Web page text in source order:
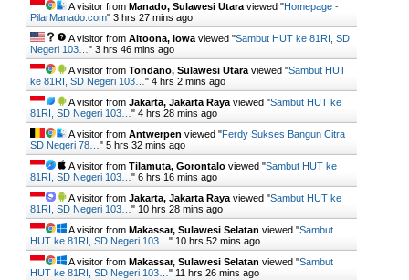
A visitor from Manado, Sulawesi Utara viewed "Homepage -
PilarManado.com" 3 hrs 27 mins ago
A visitor from Altoona, Iowa viewed "Sambut HUT ke 81RI, SD
Negeri 103… " 3 hrs 46 mins ago
A visitor from Tondano, Sulawesi Utara viewed "Sambut HUT
ke 81RI, SD Negeri 103… " 4 hrs 2 mins ago
A visitor from Jakarta, Jakarta Raya viewed "Sambut HUT ke
81RI, SD Negeri 103… " 4 hrs 28 mins ago
A visitor from Antwerpen viewed "Ferdy Sukses Bangun Citra
SD Negeri 78… " 5 hrs 32 mins ago
A visitor from Tilamuta, Gorontalo viewed "Sambut HUT ke
81RI, SD Negeri 103… " 6 hrs 16 mins ago
A visitor from Jakarta, Jakarta Raya viewed "Sambut HUT ke
81RI, SD Negeri 103… " 10 hrs 28 mins ago
A visitor from Makassar, Sulawesi Selatan viewed "Sambut
HUT ke 81RI, SD Negeri 103… " 10 hrs 52 mins ago
A visitor from Makassar, Sulawesi Selatan viewed "Sambut
HUT ke 81RI, SD Negeri 103… " 11 hrs 26 mins ago